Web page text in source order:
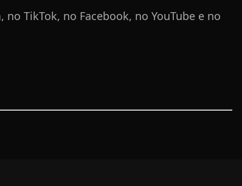
TikTok, no Facebook, no YouTube e no